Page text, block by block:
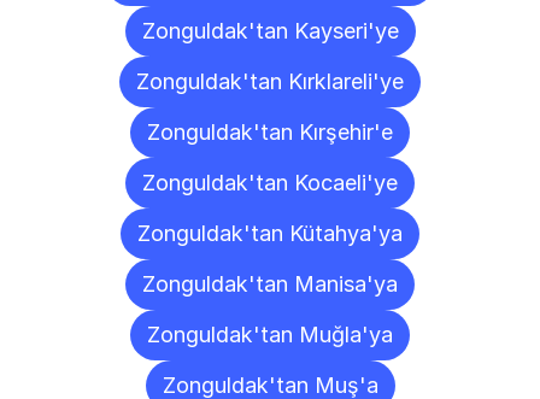
Zonguldak'tan Kayseri'ye
Zonguldak'tan Kırklareli'ye
Zonguldak'tan Kırşehir'e
Zonguldak'tan Kocaeli'ye
Zonguldak'tan Kütahya'ya
Zonguldak'tan Manisa'ya
Zonguldak'tan Muğla'ya
Zonguldak'tan Muş'a